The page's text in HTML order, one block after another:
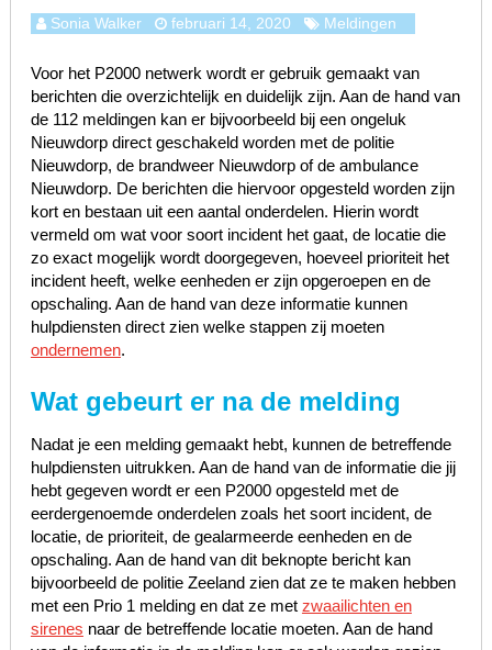
Sonia Walker februari 14, 2020 Meldingen
Voor het P2000 netwerk wordt er gebruik gemaakt van
berichten die overzichtelijk en duidelijk zijn. Aan de hand van
de 112 meldingen kan er bijvoorbeeld bij een ongeluk
Nieuwdorp direct geschakeld worden met de politie
Nieuwdorp, de brandweer Nieuwdorp of de ambulance
Nieuwdorp. De berichten die hiervoor opgesteld worden zijn
kort en bestaan uit een aantal onderdelen. Hierin wordt
vermeld om wat voor soort incident het gaat, de locatie die
zo exact mogelijk wordt doorgegeven, hoeveel prioriteit het
incident heeft, welke eenheden er zijn opgeroepen en de
opschaling. Aan de hand van deze informatie kunnen
hulpdiensten direct zien welke stappen zij moeten
ondernemen.
Wat gebeurt er na de melding
Nadat je een melding gemaakt hebt, kunnen de betreffende
hulpdiensten uitrukken. Aan de hand van de informatie die jij
hebt gegeven wordt er een P2000 opgesteld met de
eerdergenoemde onderdelen zoals het soort incident, de
locatie, de prioriteit, de gealarmeerde eenheden en de
opschaling. Aan de hand van dit beknopte bericht kan
bijvoorbeeld de politie Zeeland zien dat ze te maken hebben
met een Prio 1 melding en dat ze met zwaailichten en
sirenes naar de betreffende locatie moeten. Aan de hand